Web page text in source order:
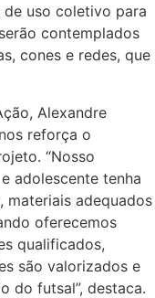
uso coletivo para
contemplados
cones e redes, que
, Alexandre
reforça o
“Nosso
adolescente tenha
materiais adequados
oferecemos
qualificados,
são valorizados e
do futsal”, destaca.